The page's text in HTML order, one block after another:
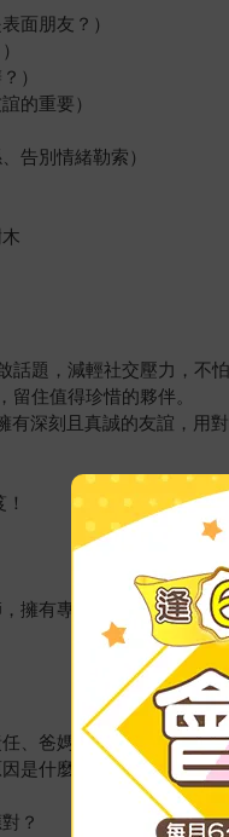
面朋友？）
）
的重要）
告別情緒勒索）
題，減輕社交壓力，不怕
留住值得珍惜的夥伴。
深刻且真誠的友誼，用
擁有專門解決問題的超級
、爸媽的心事：
是什麼？
？